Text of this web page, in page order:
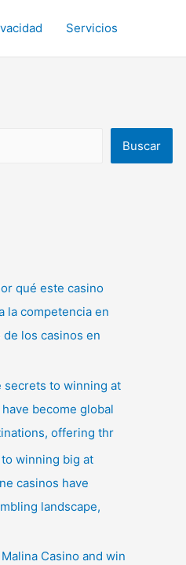
Servicios
Buscar
qué este casino
la competencia en
de los casinos en
secrets to winning at
become global
offering thr
winning big at
casinos have
landscape,
Casino and win